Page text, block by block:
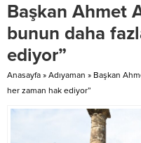
Başkan Ahmet
bunun daha
ediyor”
Anasayfa » Adıyaman » Başkan
her zaman hak ediyor”